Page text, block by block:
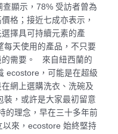
顯示，78% 受訪者曾為
格；接近七成亦表示，
擇具可持續元素的產
每天使用的產品，不只要
的需要。 來自紐西蘭的
ecostore，可能是在超級
網上選購洗衣、洗碗及
裝，或許是大家最初留意
的理念，早在三十多年前
來，ecostore 始終堅持